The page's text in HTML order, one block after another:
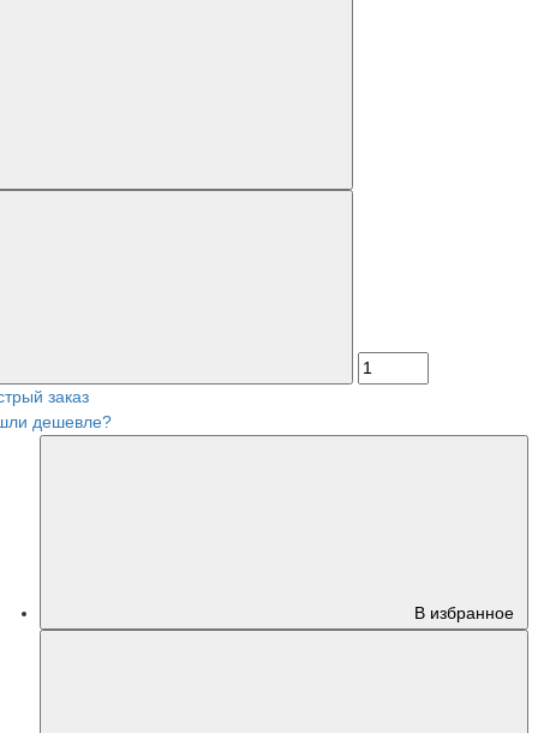
заказ
дешевле?
В избранное